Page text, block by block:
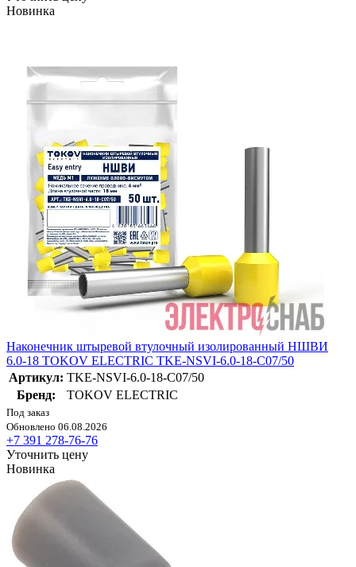
Новинка
Наконечник штыревой втулочный изолированный НШВИ
6.0-18 TOKOV ELECTRIC TKE-NSVI-6.0-18-C07/50
Артикул: TKE-NSVI-6.0-18-C07/50
Бренд:
TOKOV ELECTRIC
Под заказ
Обновлено 06.08.2026
+7 391 278-76-76
Уточнить цену
Новинка